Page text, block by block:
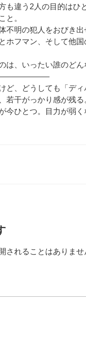
も違う2人の目的はひ
と。
不明の犯人をおびき出
ホフマン、そして他
は、いったい誰のど
ど、どうしても「デ
若干がっかり感が残る
今ひとつ。目力が弱く
されることはありませ